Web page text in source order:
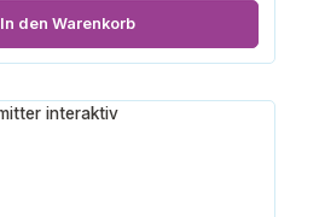
In den Warenkorb